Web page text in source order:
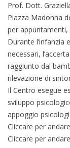
Prof. Dott.
Piazza Madonna
per
Durante l’infanzia
necessari,
raggiunto dal
rilevazione di
Il Centro esegue
sviluppo
appoggio
Cliccare per
Cliccare per